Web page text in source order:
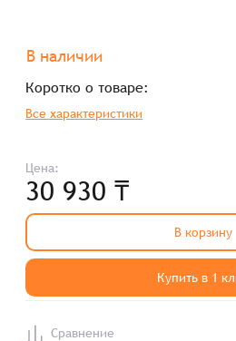
В наличии
Коротко о товаре:
Все характеристики
Цена:
30 930 ₸
В корзину
Купить в 1
Сравнение